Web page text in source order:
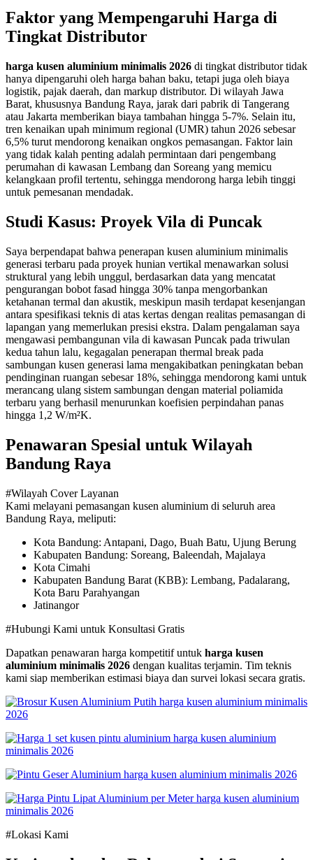
Faktor yang Mempengaruhi Harga di
Tingkat Distributor
harga kusen aluminium minimalis 2026 di tingkat distributor tidak
hanya dipengaruhi oleh harga bahan baku, tetapi juga oleh biaya
logistik, pajak daerah, dan markup distributor. Di wilayah Jawa
Barat, khususnya Bandung Raya, jarak dari pabrik di Tangerang
atau Jakarta memberikan biaya tambahan hingga 5-7%. Selain itu,
tren kenaikan upah minimum regional (UMR) tahun 2026 sebesar
6,5% turut mendorong kenaikan ongkos pemasangan. Faktor lain
yang tidak kalah penting adalah permintaan dari pengembang
perumahan di kawasan Lembang dan Soreang yang memicu
kelangkaan profil tertentu, sehingga mendorong harga lebih tinggi
untuk pemesanan mendadak.
Studi Kasus: Proyek Vila di Puncak
Saya berpendapat bahwa penerapan kusen aluminium minimalis
generasi terbaru pada proyek hunian vertikal menawarkan solusi
struktural yang lebih unggul, berdasarkan data yang mencatat
pengurangan bobot fasad hingga 30% tanpa mengorbankan
ketahanan termal dan akustik, meskipun masih terdapat kesenjangan
antara spesifikasi teknis di atas kertas dengan realitas pemasangan di
lapangan yang memerlukan presisi ekstra. Dalam pengalaman saya
mengawasi pembangunan vila di kawasan Puncak pada triwulan
kedua tahun lalu, kegagalan penerapan thermal break pada
sambungan kusen generasi lama mengakibatkan peningkatan beban
pendinginan ruangan sebesar 18%, sehingga mendorong kami untuk
merancang ulang sistem sambungan dengan material poliamida
terbaru yang berhasil menurunkan koefisien perpindahan panas
hingga 1,2 W/m²K.
Penawaran Spesial untuk Wilayah
Bandung Raya
#Wilayah Cover Layanan
Kami melayani pemasangan kusen aluminium di seluruh area
Bandung Raya, meliputi:
Kota Bandung: Antapani, Dago, Buah Batu, Ujung Berung
Kabupaten Bandung: Soreang, Baleendah, Majalaya
Kota Cimahi
Kabupaten Bandung Barat (KBB): Lembang, Padalarang,
Kota Baru Parahyangan
Jatinangor
#Hubungi Kami untuk Konsultasi Gratis
Dapatkan penawaran harga kompetitif untuk harga kusen
aluminium minimalis 2026 dengan kualitas terjamin. Tim teknis
kami siap memberikan estimasi biaya dan survei lokasi secara gratis.
#Lokasi Kami